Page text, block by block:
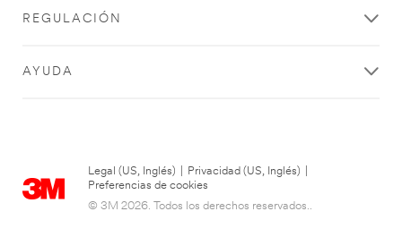
REGULACIÓN
AYUDA
Legal (US, Inglés) Privacidad (US, Inglés)
Preferencias de cookies
© 3M 2026. Todos los derechos reservados..